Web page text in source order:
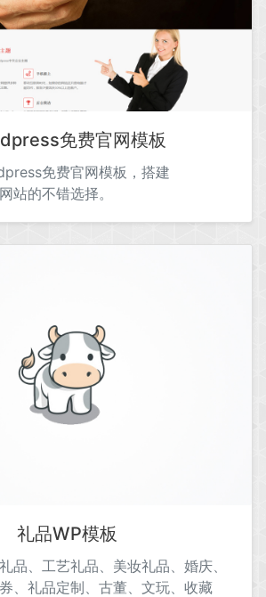
免费官网模板
免费官网模板，搭建
站的不错选择。
礼品WP模板
品、工艺礼品、美妆礼品、婚庆、
、礼品定制、古董、文玩、收藏